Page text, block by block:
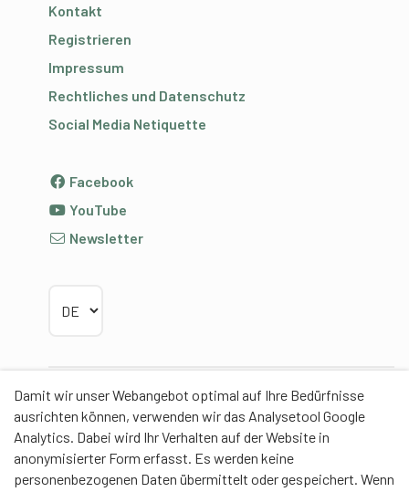
Damit wir unser Webangebot optimal auf Ihre Bedürfnisse
ausrichten können, verwenden wir das Analysetool Google
Analytics. Dabei wird Ihr Verhalten auf der Website in
anonymisierter Form erfasst. Es werden keine
personenbezogenen Daten übermittelt oder gespeichert. Wenn
Kontakt
Registrieren
Impressum
Rechtliches und Datenschutz
Social Media Netiquette
Facebook
YouTube
Newsletter
Partner